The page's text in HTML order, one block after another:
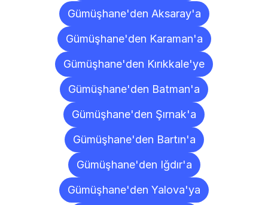
Gümüşhane'den Aksaray'a
Gümüşhane'den Karaman'a
Gümüşhane'den Kırıkkale'ye
Gümüşhane'den Batman'a
Gümüşhane'den Şırnak'a
Gümüşhane'den Bartın'a
Gümüşhane'den Iğdır'a
Gümüşhane'den Yalova'ya